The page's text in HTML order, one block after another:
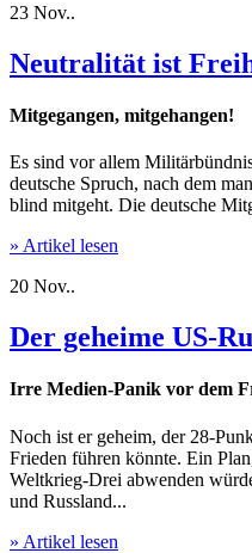
23 Nov..
Neutralität ist
Mitgegangen, mitgehangen!
Es sind vor allem
deutsche Spruch, nach dem
blind mitgeht. Die deutsche
» Artikel lesen
20 Nov..
Der geheime US-
Irre Medien-Panik vor dem
Noch ist er geheim, der 28-
Frieden führen könnte. Ein
Weltkrieg-Drei abwenden
und Russland...
» Artikel lesen